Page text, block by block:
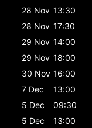
28 Nov 13:30
28 Nov 17:30
29 Nov 14:00
29 Nov 18:00
30 Nov 16:00
7 Dec
13:00
5 Dec
09:30
5 Dec
13:00